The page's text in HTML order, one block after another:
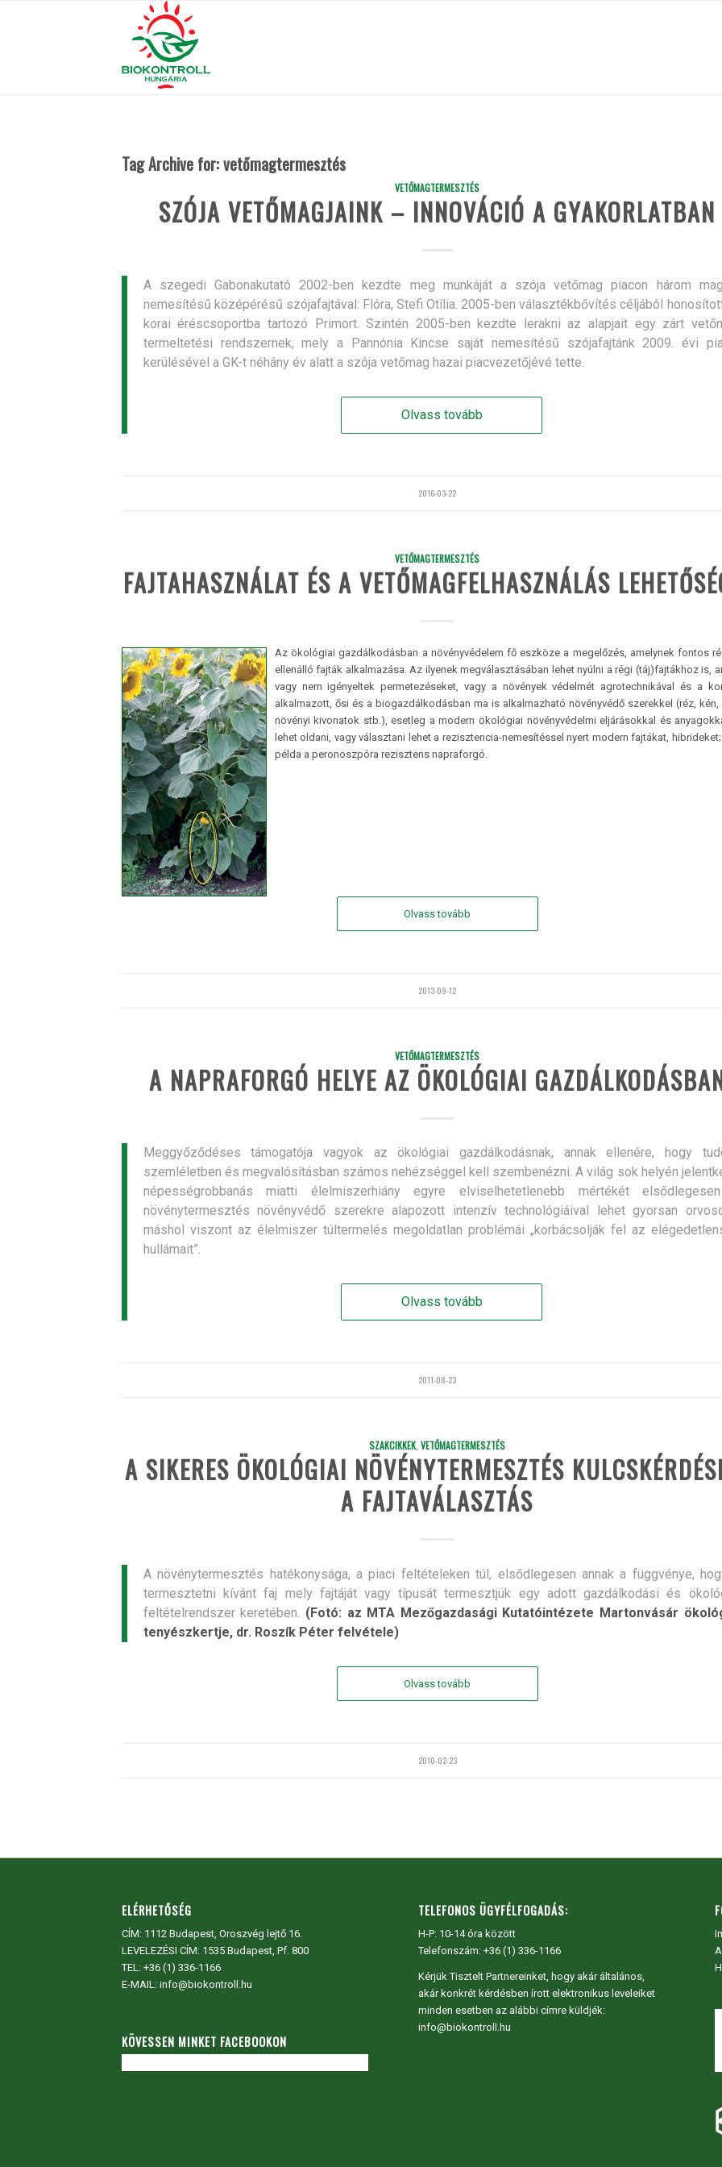
Tag Archive for:vetőmagtermesztés
VETŐMAGTERMESZTÉS
SZÓJA VETŐMAGJAINK – INNOVÁCIÓ A GYAKORLATBAN
A szegedi Gabonakutató 2002-ben kezdte meg munkáját a szója vetőmag piacon három
nemesítésű középérésű szójafajtával: Flóra, Stefi Otília. 2005-ben választékbővítés céljából
korai éréscsoportba tartozó Primort. Szintén 2005-ben kezdte lerakni az alapjait egy zárt
termeltetési rendszernek, mely a Pannónia Kincse saját nemesítésű szójafajtánk 2009. évi
kerülésével a GK-t néhány év alatt a szója vetőmag hazai piacvezetőjévé tette.
Olvass tovább
2016-03-22
VETŐMAGTERMESZTÉS
FAJTAHASZNÁLAT ÉS A VETŐMAGFELHASZNÁLÁS
Az ökológiai gazdálkodásban a növényvédelem fő eszköze a megelőzés, amelynek fontos
ellenálló fajták alkalmazása. Az ilyenek megválasztásában lehet nyúlni a régi (táj)fajtákhoz is,
vagy nem igényeltek permetezéseket, vagy a növények védelmét agrotechnikával és a
alkalmazott, ősi és a biogazdálkodásban ma is alkalmazható növényvédő szerekkel (réz, kén,
növényi kivonatok stb.), esetleg a modern ökológiai növényvédelmi eljárásokkal és
lehet oldani, vagy választani lehet a rezisztencia-nemesítéssel nyert modern fajtákat,
példa a peronoszpóra rezisztens napraforgó.
Olvass tovább
2013-09-12
VETŐMAGTERMESZTÉS
A NAPRAFORGÓ HELYE AZ ÖKOLÓGIAI
Meggyőződéses támogatója vagyok az ökológiai gazdálkodásnak, annak ellenére, hogy
szemléletben és megvalósításban számos nehézséggel kell szembenézni. A világ sok helyén
népességrobbanás miatti élelmiszerhiány egyre elviselhetetlenebb mértékét
növénytermesztés növényvédő szerekre alapozott intenzív technológiáival lehet gyorsan
máshol viszont az élelmiszer túltermelés megoldatlan problémái „korbácsolják fel az
hullámait”.
Olvass tovább
2011-08-23
SZAKCIKKEK,VETŐMAGTERMESZTÉS
A SIKERES ÖKOLÓGIAI NÖVÉNYTERMESZTÉS
A FAJTAVÁLASZTÁS
A növénytermesztés hatékonysága, a piaci feltételeken túl, elsődlegesen annak a függvénye,
termesztetni kívánt faj mely fajtáját vagy típusát termesztjük egy adott gazdálkodási és
feltételrendszer keretében. (Fotó: az MTA Mezőgazdasági Kutatóintézete Martonvásár
tenyészkertje, dr. Roszík Péter felvétele)
Olvass tovább
2010-02-23
ELÉRHETŐSÉG
CÍM: 1112 Budapest, Oroszvég lejtő 16.
LEVELEZÉSI CÍM: 1535 Budapest, Pf. 800
TEL: +36 (1) 336-1166
E-MAIL: info@biokontroll.hu
KÖVESSEN MINKET FACEBOOKON
TELEFONOS ÜGYFÉLFOGADÁS:
H-P: 10-14 óra között
Telefonszám: +36 (1) 336-1166
Kérjük Tisztelt Partnereinket, hogy akár általános,
akár konkrét kérdésben írott elektronikus leveleiket
minden esetben az alábbi címre küldjék:
info@biokontroll.hu